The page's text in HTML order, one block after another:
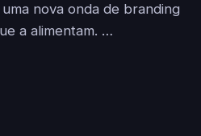
nova onda de branding
a alimentam. …